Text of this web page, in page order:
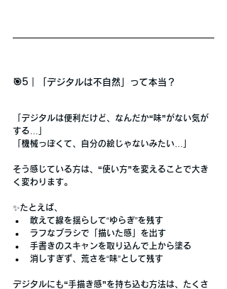
🎯5｜「デジタルは不自然」って本当？
「デジタルは便利だけど、なんだか“味”がない気が
する…」
「機械っぽくて、自分の絵じゃないみたい…」
そう感じている方は、 “使い方”を変えることで大き
く変わります。
✨たとえば、
敢えて線を揺らして“ゆらぎ”を残す
ラフなブラシで「描いた感」を出す
手書きのスキャンを取り込んで上から塗る
消しすぎず、荒さを“味”として残す
デジタルにも“手描き感”を持ち込む方法は、たくさ